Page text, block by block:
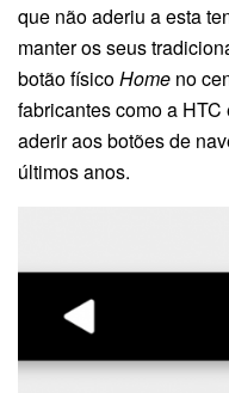
que não aderiu a esta
manter os seus
botão físicoHome no
fabricantes como a
aderir aos botões de
últimos anos.